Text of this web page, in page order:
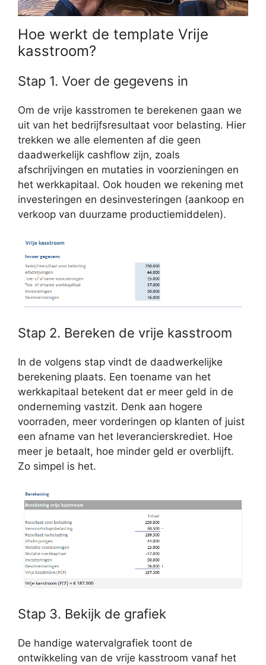
Hoe werkt de template Vrije
kasstroom?
Stap 1. Voer de gegevens in
Om de vrije kasstromen te berekenen gaan we
uit van het bedrijfsresultaat voor belasting. Hier
trekken we alle elementen af die geen
daadwerkelijk cashflow zijn, zoals
afschrijvingen en mutaties in voorzieningen en
het werkkapitaal. Ook houden we rekening met
investeringen en desinvesteringen (aankoop en
verkoop van duurzame productiemiddelen).
Stap 2. Bereken de vrije kasstroom
In de volgens stap vindt de daadwerkelijke
berekening plaats. Een toename van het
werkkapitaal betekent dat er meer geld in de
onderneming vastzit. Denk aan hogere
voorraden, meer vorderingen op klanten of juist
een afname van het leverancierskrediet. Hoe
meer je betaalt, hoe minder geld er overblijft.
Zo simpel is het.
Stap 3. Bekijk de grafiek
De handige watervalgrafiek toont de
ontwikkeling van de vrije kasstroom vanaf het